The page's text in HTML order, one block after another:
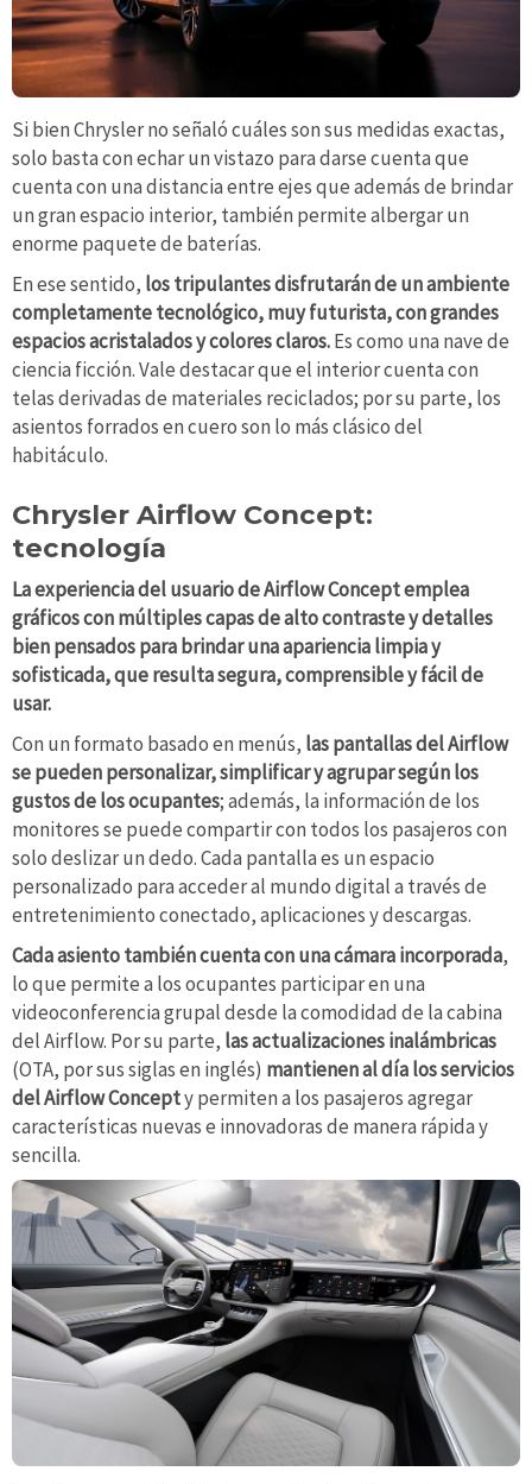
Si bien Chrysler no señaló cuáles son sus medidas exactas,
solo basta con echar un vistazo para darse cuenta que
cuenta con una distancia entre ejes que además de brindar
un gran espacio interior, también permite albergar un
enorme paquete de baterías.
En ese sentido, los tripulantes disfrutarán de un ambiente
completamente tecnológico, muy futurista, con grandes
espacios acristalados y colores claros.Es como una nave de
ciencia ficción. Vale destacar que el interior cuenta con
telas derivadas de materiales reciclados; por su parte, los
asientos forrados en cuero son lo más clásico del
habitáculo.
Chrysler Airflow Concept:
tecnología
La experiencia del usuario de Airflow Concept emplea
gráficos con múltiples capas de alto contraste y detalles
bien pensadospara brindar una apariencia limpia y
sofisticada, que resulta segura, comprensible y fácil de
usar.
Con un formato basado en menús, las pantallas del Airflow
se pueden personalizar, simplificar y agrupar según los
gustos de los ocupantes; además, la información de los
monitores se puede compartir con todos los pasajeros con
solo deslizar un dedo. Cada pantalla es un espacio
personalizado para acceder al mundo digital a través de
entretenimiento conectado, aplicaciones y descargas.
Cada asiento también cuenta con una cámara incorporada,
lo que permite a los ocupantes participar en una
videoconferencia grupal desde la comodidad de la cabina
del Airflow. Por su parte, las actualizaciones inalámbricas
(OTA, por sus siglas en inglés) mantienen al día los servicios
del Airflow Concepty permiten a los pasajeros agregar
características nuevas e innovadoras de manera rápida y
sencilla.